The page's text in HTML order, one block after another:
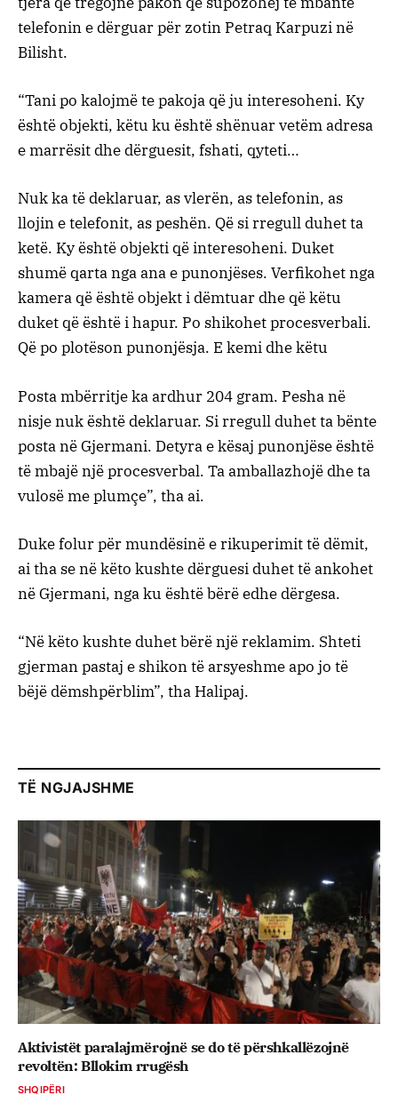
telefonin e dërguar për zotin Petraq Karpuzi në
Bilisht.
“Tani po kalojmë te pakoja që ju interesoheni. Ky
është objekti, këtu ku është shënuar vetëm adresa
e marrësit dhe dërguesit, fshati, qyteti…
Nuk ka të deklaruar, as vlerën, as telefonin, as
llojin e telefonit, as peshën. Që si rregull duhet ta
ketë. Ky është objekti që interesoheni. Duket
shumë qarta nga ana e punonjëses. Verfikohet nga
kamera që është objekt i dëmtuar dhe që këtu
duket që është i hapur. Po shikohet procesverbali.
Që po plotëson punonjësja. E kemi dhe këtu
Posta mbërritje ka ardhur 204 gram. Pesha në
nisje nuk është deklaruar. Si rregull duhet ta bënte
posta në Gjermani. Detyra e kësaj punonjëse është
të mbajë një procesverbal. Ta amballazhojë dhe ta
vulosë me plumçe”, tha ai.
Duke folur për mundësinë e rikuperimit të dëmit,
ai tha se në këto kushte dërguesi duhet të ankohet
në Gjermani, nga ku është bërë edhe dërgesa.
“Në këto kushte duhet bërë një reklamim. Shteti
gjerman pastaj e shikon të arsyeshme apo jo të
bëjë dëmshpërblim”, tha Halipaj.
TË NGJAJSHME
Aktivistët paralajmërojnë se do të përshkallëzojnë
revoltën: Bllokim rrugësh
SHQIPËRI